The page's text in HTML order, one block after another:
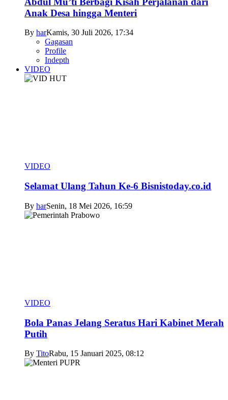
Anak Desa hingga Menteri
By harKamis, 30 Juli 2026, 17:34
Gagasan
Profile
Indepth
VIDEO
VIDEO
Selamat Ulang Tahun Ke-6 Bisnistoday.co.id
By harSenin, 18 Mei 2026, 16:59
VIDEO
Bola Panas Jelang Seratus Hari Kabinet Merah
Putih
By TitoRabu, 15 Januari 2025, 08:12